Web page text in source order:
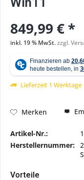
849,99 € *
inkl. 19 % MwSt.zzgl.
Lieferzeit 1 Werktage
Merken
Artikel-Nr.:
Herstellernummer:
Vorteile